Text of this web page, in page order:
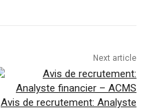
Next article
Avis de recrutement: Analyste